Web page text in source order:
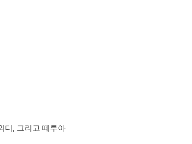
디, 그리고 떼루아